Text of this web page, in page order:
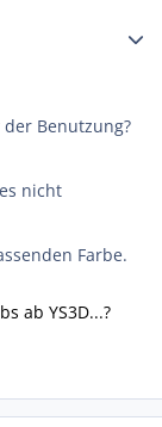
Benutzung?
nicht
Farbe.
ab YS3D...?